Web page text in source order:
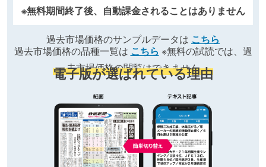
※無料期間終了後、自動課金されることはありません
過去市場価格のサンプルデータは こちら
過去市場価格の品種一覧は こちら ※無料の試読では、過
去市場価格の閲覧はできません
電子版が選ばれている理由